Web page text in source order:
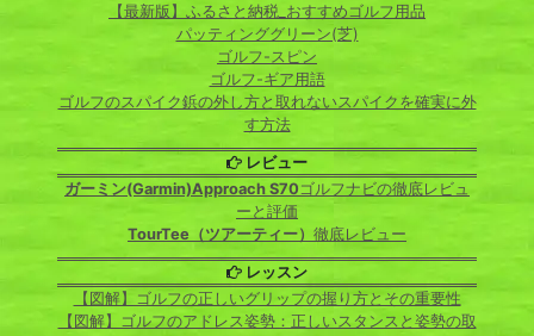
【最新版】ふるさと納税_おすすめゴルフ用品
パッティンググリーン(芝)
ゴルフ-スピン
ゴルフ-ギア用語
ゴルフのスパイク鋲の外し方と取れないスパイクを確実に外
す方法
レビュー
ガーミン(Garmin)Approach S70ゴルフナビの徹底レビュ
ーと評価
TourTee（ツアーティー） 徹底レビュー
レッスン
【図解】ゴルフの正しいグリップの握り方とその重要性
【図解】ゴルフのアドレス姿勢：正しいスタンスと姿勢の取